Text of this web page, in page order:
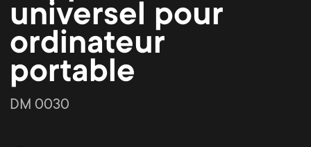
o
n
d
o
n
d
universel pour
ordinateur
portable
DM 0030